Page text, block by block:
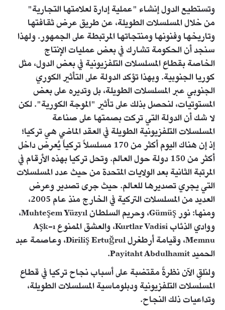
وتستطيع الدول إنشاء "عملية إدارة لعلامتها التجارية"
من خلال المسلسلات الطويلة، عن طريق عرض ثقافتها
وتاريخها وفنونها ومنتجاتها المرتبطة على الجمهور. ولهذا
سنجد أن الحكومة تشارك في بعض عمليات الإنتاج
الخاصة بقطاع المسلسلات التلفزيونية في بعض الدول، مثل
كوريا الجنوبية. وبهذا تؤكد الدولة على التأثير الكوري
الجنوبي عبر المسلسلات الطويلة، بل وتديره على بعض
المستوتيات، لنحصل بذلك على تأثير "الموجة الكورية". لكن
لا شك أن الدولة التي تركت بصمتها على صناعة
المسلسلات التلفزيونية الطويلة في العقد الماضي هي تركيا؛
إذ إن هناك اليوم أكثر من 170 مسلسلاً تركياً يُعرض داخل
أكثر من 150 دولة حول العالم. وتحل تركيا بهذه الأرقام في
المرتبة الثانية بعد الولايات المتحدة من حيث عدد المسلسلات
التي يجري تصديرها للعالم. حيث جرى تصدير وعرض
العديد من المسلسلات التركية في الخارج منذ عام 2005،
ومنها: نور Gümüş، وحريم السلطان Muhteşem Yüzyıl،
ووادي الذئاب Kurtlar Vadisi، والعشق الممنوع Aşk-ı
Memnu، وقيامة أرطغرل Diriliş Ertuğrul، وعاصمة عبد
الحميد Payitaht Abdulhamit.
ولنلقِ الآن نظرةً مقتضبة على أسباب نجاح تركيا في قطاع
المسلسلات التلفزيونية ودبلوماسية المسلسلات الطويلة،
وتداعيات ذلك النجاح.